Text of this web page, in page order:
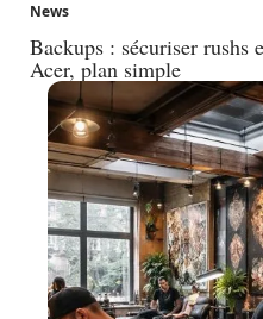
News
Backups : sécuriser rushs
Acer, plan simple